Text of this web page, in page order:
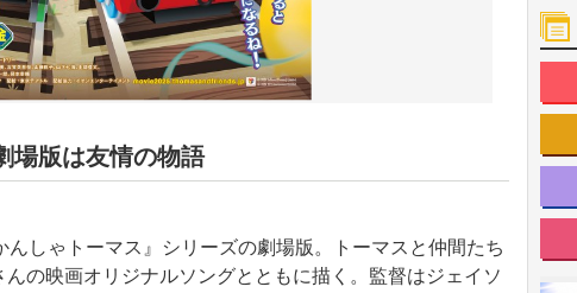
場版は友情の物語
しゃトーマス』シリーズの劇場版。トーマスと仲間たち
の映画オリジナルソングとともに描く。監督はジェイソ